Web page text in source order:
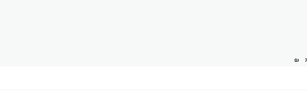
Сукромка